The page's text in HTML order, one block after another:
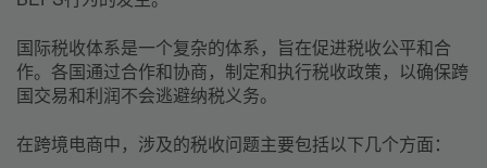
国际税收体系是一个复杂的体系，旨在促进税收公平和合
作。各国通过合作和协商，制定和执行税收政策，以确保跨
国交易和利润不会逃避纳税义务。
在跨境电商中，涉及的税收问题主要包括以下几个方面：